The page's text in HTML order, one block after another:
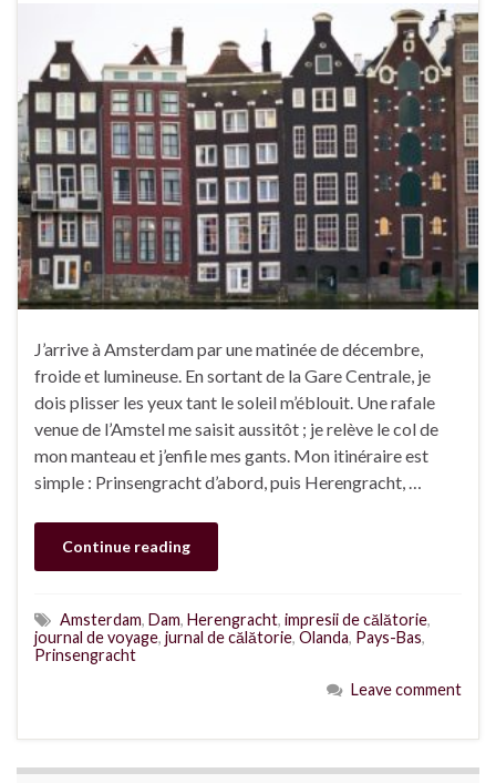
J’arrive à Amsterdam par une matinée de décembre,
froide et lumineuse. En sortant de la Gare Centrale, je
dois plisser les yeux tant le soleil m’éblouit. Une rafale
venue de l’Amstel me saisit aussitôt ; je relève le col de
mon manteau et j’enfile mes gants. Mon itinéraire est
simple : Prinsengracht d’abord, puis Herengracht, …
Continue reading
Amsterdam, Dam, Herengracht, impresii de călătorie,
journal de voyage, jurnal de călătorie, Olanda, Pays-Bas,
Prinsengracht
Leave comment